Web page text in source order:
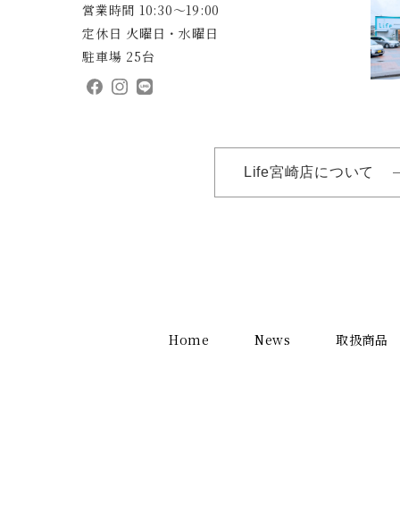
営業時間 10:30～19:00
定休日 火曜日・水曜日
駐車場 25台
Life宮崎店について
Home News 取扱商品